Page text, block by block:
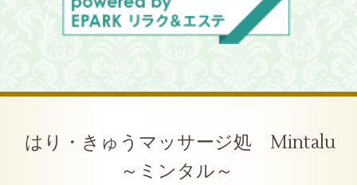
はり・きゅうマッサージ処 Mintalu
～ミンタル～